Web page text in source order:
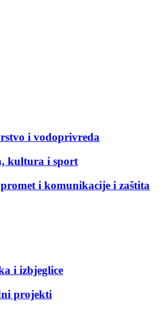
i vodoprivreda
kultura i sport
i komunikacije i zaštita
i izbjeglice
projekti